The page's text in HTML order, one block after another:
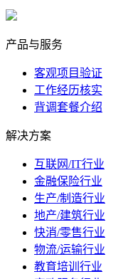
产品与服务
客观项目验证
工作经历核实
背调套餐介绍
解决方案
互联网/IT行业
金融保险行业
生产/制造行业
地产/建筑行业
快消/零售行业
物流/运输行业
教育培训行业